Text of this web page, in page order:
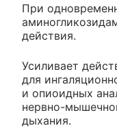
При
действия.
Усиливает
для
и опиоидных
нервно-
дыхания.